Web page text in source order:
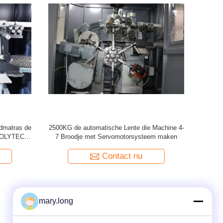
de
2500KG de automatische Lente die Machine 4-
7 Broodje met Servomotorsysteem maken
Contact nu
mary.long